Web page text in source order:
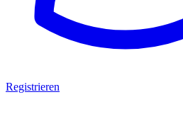
Registrieren